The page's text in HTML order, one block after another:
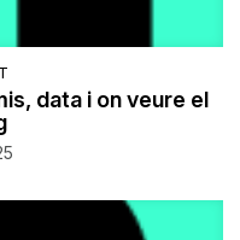
data i on veure el